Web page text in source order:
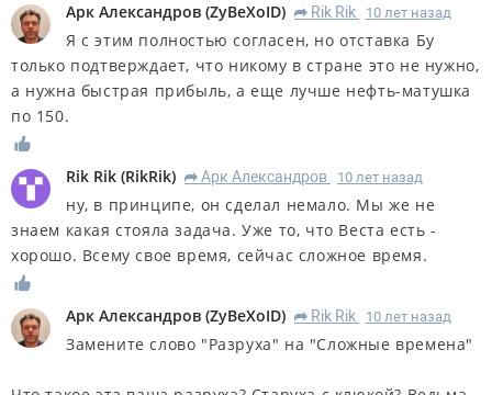
Арк Александров (ZyBeXoID) R Rik Rik 10 лет назад
Я с этим полностью согласен, но отставка Бу
только подтверждает, что никому в стране это не нужно,
а нужна быстрая прибыль, а еще лучше нефть-матушка
по 150.
Rik Rik (RikRik) R Арк Александров 10 лет назад
ну, в принципе, он сделал немало. Мы же не
знаем какая стояла задача. Уже то, что Веста есть -
хорошо. Всему свое время, сейчас сложное время.
Арк Александров (ZyBeXoID) R Rik Rik 10 лет назад
Замените слово "Разруха" на "Сложные времена"